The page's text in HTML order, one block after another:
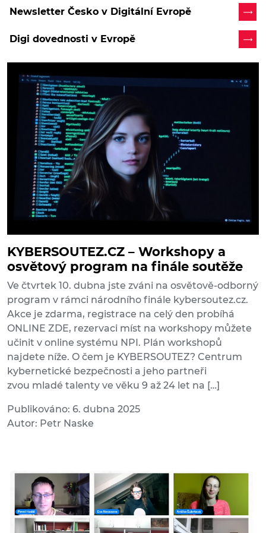
Newsletter Česko v Digitální Evropě
Digi dovednosti v Evropě
KYBERSOUTEZ.CZ – Workshopy a
osvětový program na finále soutěže
Ve čtvrtek 10. dubna jste zváni na osvětově-odborný
program v rámci národního finále kybersoutez.cz.
Akce je zdarma, registrace na celý den probíhá
ONLINE ZDE, rezervaci míst na workshopy můžete
učinit v online systému NPI. Plán workshopů
najdete níže. O čem je KYBERSOUTEZ? Centrum
kybernetické bezpečnosti a jeho partneři
zvou mladé talenty ve věku 9 až 24 let na […]
Publikováno: 6. dubna 2025
Autor: Petr Naske